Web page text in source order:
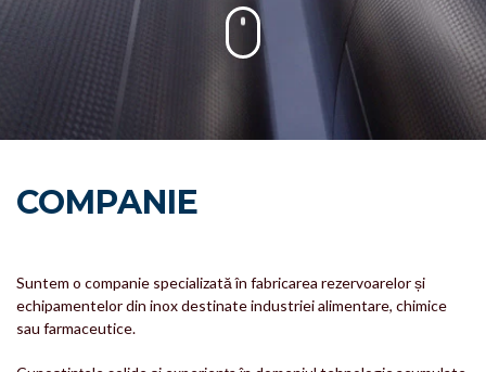
COMPANIE
Suntem o companie specializată în fabricarea rezervoarelor și
echipamentelor din inox destinate industriei alimentare, chimice
sau farmaceutice.